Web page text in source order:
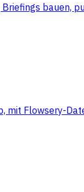
bauen,
mit Flowsery-